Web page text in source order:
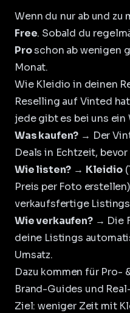
Wenn du nur ab und
Free. Sobald du
Proschon ab wenigen
Monat.
Wie Kleidio in deinen
Reselling auf Vinted
jede gibt es bei uns ein
Was kaufen? → Der
Deals in Echtzeit,
Wie listen? → Kleidio(
Preis per Foto erstellen
verkaufsfertige
Wie verkaufen?→ Die
deine Listings
Umsatz.
Dazu kommen für Pro-
Brand-Guides und
Ziel: weniger Zeit mit